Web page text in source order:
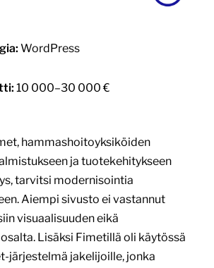
WordPress
10 000–30 000 €
hammashoitoyksiköiden
ja tuotekehitykseen
tarvitsi modernisointia
Aiempi sivusto ei vastannut
visuaalisuuden eikä
Lisäksi Fimetillä oli käytössä
järjestelmä jakelijoille, jonka